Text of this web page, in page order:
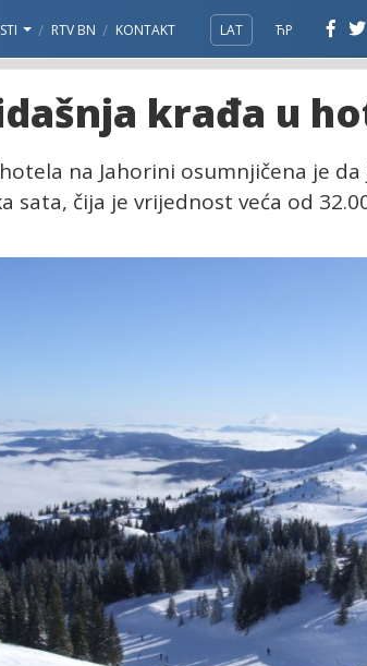
RTV BN KONTAKT LAT ЋР
krađa u
na Jahorini osumnjičena je
sata, čija je vrijednost veća od